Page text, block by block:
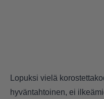
Lopuksi vielä
hyväntahtoinen, ei